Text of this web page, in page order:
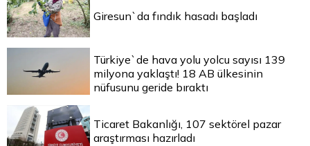
Giresun`da fındık hasadı başladı
Türkiye`de hava yolu yolcu sayısı 139
milyona yaklaştı! 18 AB ülkesinin
nüfusunu geride bıraktı
Ticaret Bakanlığı, 107 sektörel pazar
araştırması hazırladı